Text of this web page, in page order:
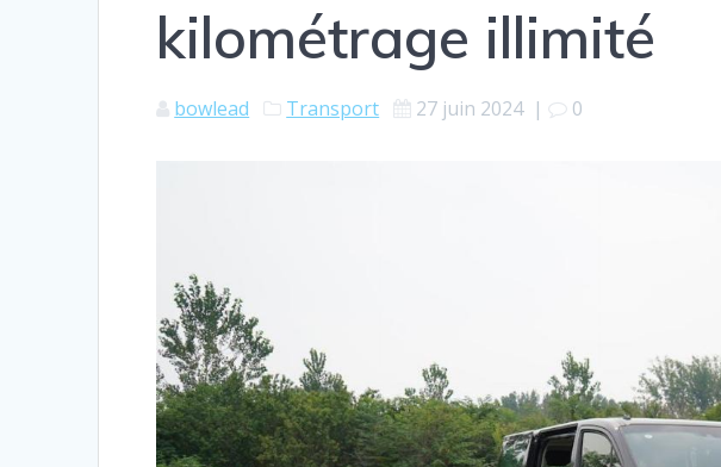
kilométrage illimité
bowlead Transport 27 juin 2024| 0